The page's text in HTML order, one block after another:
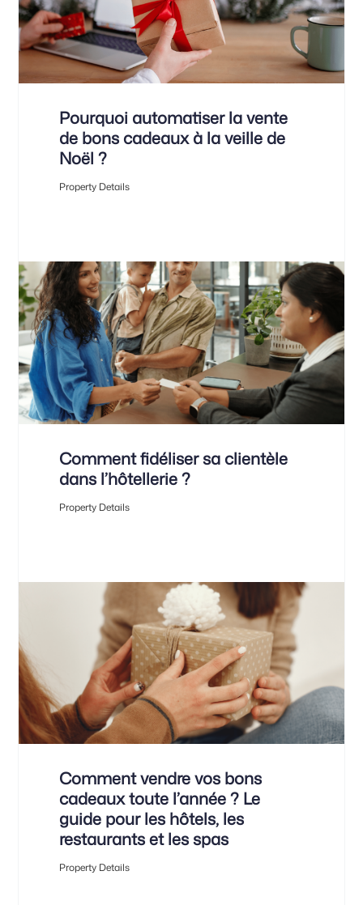
Pourquoi automatiser la vente
de bons cadeaux à la veille de
Noël ?
Property Details
Comment fidéliser sa clientèle
dans l’hôtellerie ?
Property Details
Comment vendre vos bons
cadeaux toute l’année ? Le
guide pour les hôtels, les
restaurants et les spas
Property Details